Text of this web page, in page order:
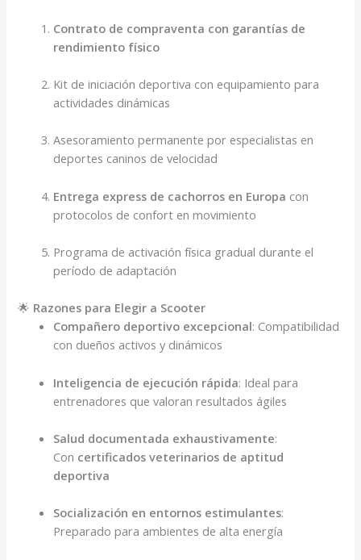
Contrato de compraventa con garantías de
rendimiento físico
Kit de iniciación deportiva con equipamiento para
actividades dinámicas
Asesoramiento permanente por especialistas en
deportes caninos de velocidad
Entrega express de cachorros en Europa con
protocolos de confort en movimiento
Programa de activación física gradual durante el
período de adaptación
🌟 Razones para Elegir a Scooter
Compañero deportivo excepcional: Compatibilidad
con dueños activos y dinámicos
Inteligencia de ejecución rápida: Ideal para
entrenadores que valoran resultados ágiles
Salud documentada exhaustivamente:
Con certificados veterinarios de aptitud
deportiva
Socialización en entornos estimulantes:
Preparado para ambientes de alta energía